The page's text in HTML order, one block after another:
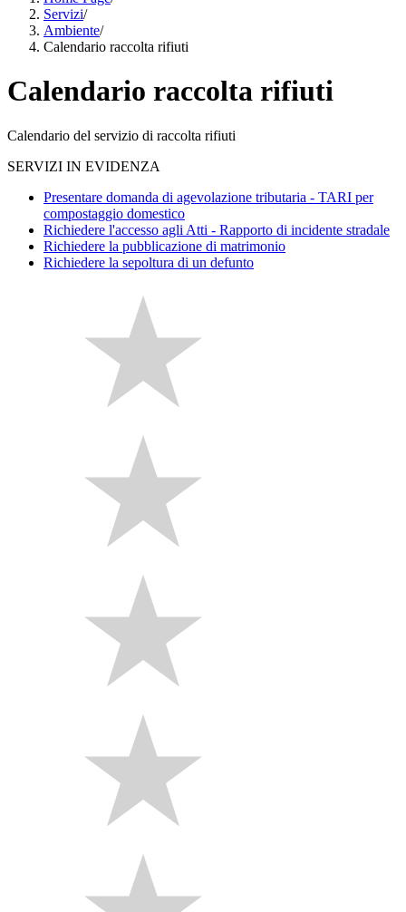
Servizi/
Ambiente/
Calendario raccolta rifiuti
Calendario raccolta rifiuti
Calendario del servizio di raccolta rifiuti
SERVIZI IN EVIDENZA
Presentare domanda di agevolazione tributaria - TARI per
compostaggio domestico
Richiedere l'accesso agli Atti - Rapporto di incidente stradale
Richiedere la pubblicazione di matrimonio
Richiedere la sepoltura di un defunto